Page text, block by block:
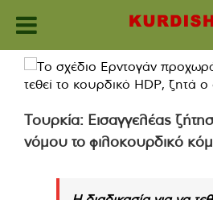
Skip
content
Τουρκία: Εισαγγελέας
νόμου το φιλοκουρδικό